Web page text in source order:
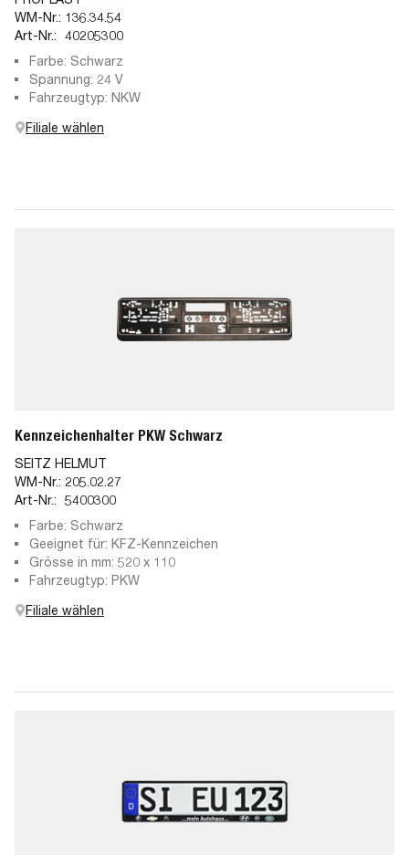
WM-Nr.: 136.34.54
Art-Nr.: 40205300
Farbe: Schwarz
Spannung: 24 V
Fahrzeugtyp: NKW
Filiale wählen
Kennzeichenhalter PKW Schwarz
SEITZ HELMUT
WM-Nr.: 205.02.27
Art-Nr.: 5400300
Farbe: Schwarz
Geeignet für: KFZ-Kennzeichen
Grösse in mm: 520 x 110
Fahrzeugtyp: PKW
Filiale wählen